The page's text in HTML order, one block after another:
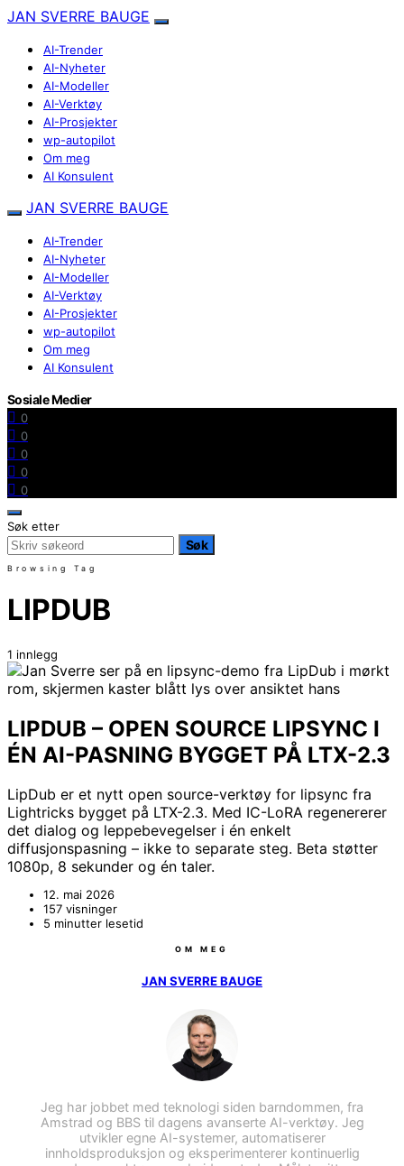
JAN SVERRE BAUGE
AI-Trender
AI-Nyheter
AI-Modeller
AI-Verktøy
AI-Prosjekter
wp-autopilot
Om meg
AI Konsulent
JAN SVERRE BAUGE
AI-Trender
AI-Nyheter
AI-Modeller
AI-Verktøy
AI-Prosjekter
wp-autopilot
Om meg
AI Konsulent
Sosiale Medier
0
0
0
0
0
Søk etter
Søk
Browsing Tag
LIPDUB
1 innlegg
LIPDUB – OPEN SOURCE LIPSYNC I
ÉN AI-PASNING BYGGET PÅ LTX-2.3
LipDub er et nytt open source-verktøy for lipsync fra
Lightricks bygget på LTX-2.3. Med IC-LoRA regenererer
det dialog og leppebevegelser i én enkelt
diffusjonspasning – ikke to separate steg. Beta støtter
1080p, 8 sekunder og én taler.
12. mai 2026
157 visninger
5 minutter lesetid
OM MEG
JAN SVERRE BAUGE
Jeg har jobbet med teknologi siden barndommen, fra
Amstrad og BBS til dagens avanserte AI-verktøy. Jeg
utvikler egne AI-systemer, automatiserer
innholdsproduksjon og eksperimenterer kontinuerlig